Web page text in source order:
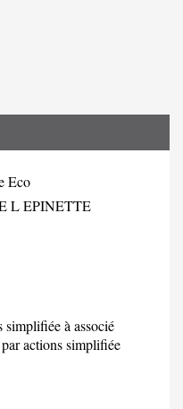
Eco
L EPINETTE
simplifiée à associé
actions simplifiée